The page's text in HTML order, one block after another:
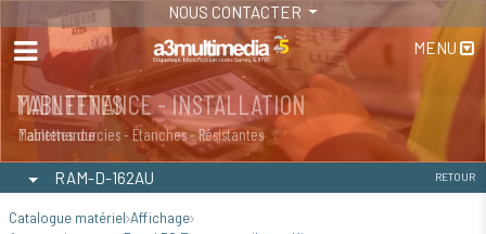
NOUS CONTACTER
MENU
MAINTENANCE - INSTALLATION
Maintenance
TABLETTES
Tablettes durcies - Étanches - Résistantes
RAM-D-162AU RETOUR
Catalogue matériel Affichage